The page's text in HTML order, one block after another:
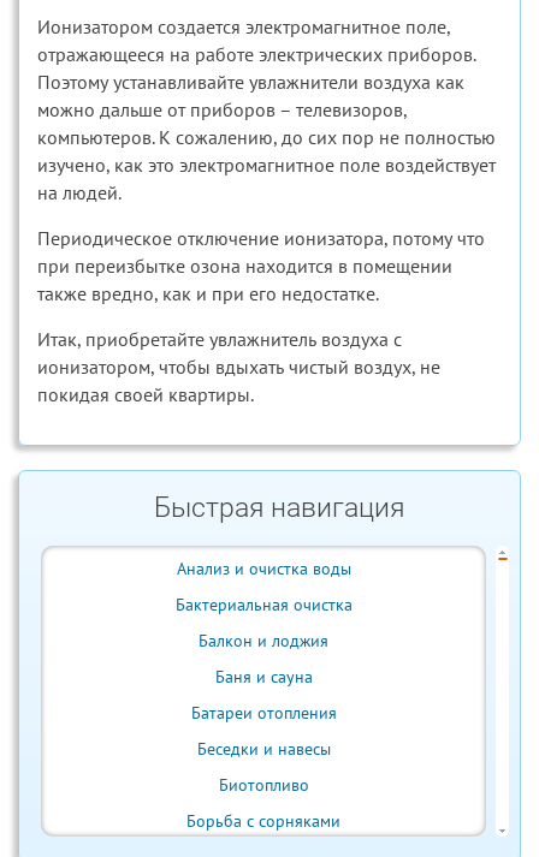
Ионизатором создается электромагнитное поле,
отражающееся на работе электрических приборов.
Поэтому устанавливайте увлажнители воздуха как
можно дальше от приборов – телевизоров,
компьютеров. К сожалению, до сих пор не полностью
изучено, как это электромагнитное поле воздействует
на людей.
Периодическое отключение ионизатора, потому что
при переизбытке озона находится в помещении
также вредно, как и при его недостатке.
Итак, приобретайте увлажнитель воздуха с
ионизатором, чтобы вдыхать чистый воздух, не
покидая своей квартиры.
Быстрая навигация
Анализ и очистка воды
Бактериальная очистка
Балкон и лоджия
Баня и сауна
Батареи отопления
Беседки и навесы
Биотопливо
Борьба с сорняками